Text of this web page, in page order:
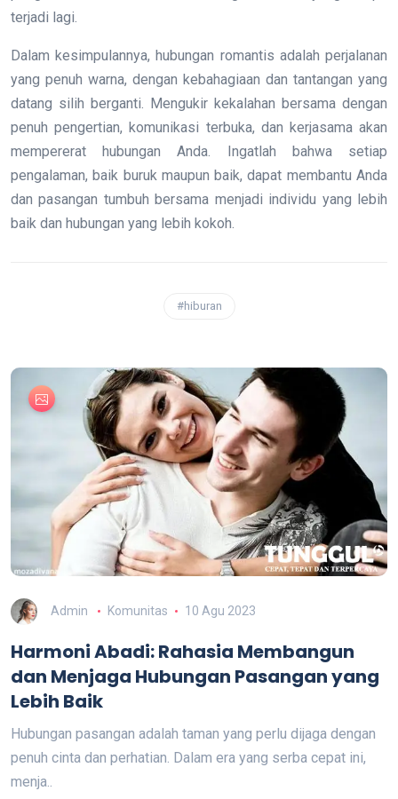
terjadi lagi.
Dalam kesimpulannya, hubungan romantis adalah perjalanan
yang penuh warna, dengan kebahagiaan dan tantangan yang
datang silih berganti. Mengukir kekalahan bersama dengan
penuh pengertian, komunikasi terbuka, dan kerjasama akan
mempererat hubungan Anda. Ingatlah bahwa setiap
pengalaman, baik buruk maupun baik, dapat membantu Anda
dan pasangan tumbuh bersama menjadi individu yang lebih
baik dan hubungan yang lebih kokoh.
#hiburan
Admin Komunitas 10 Agu 2023
Harmoni Abadi: Rahasia Membangun
dan Menjaga Hubungan Pasangan yang
Lebih Baik
Hubungan pasangan adalah taman yang perlu dijaga dengan
penuh cinta dan perhatian. Dalam era yang serba cepat ini,
menja..